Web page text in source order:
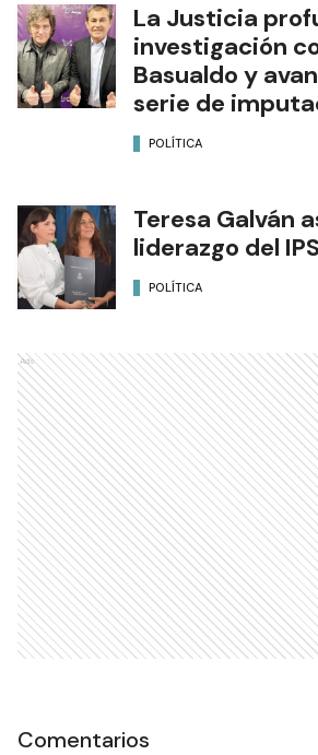
La Justicia
investigación
Basualdo y
serie de
POLÍTICA
Teresa Galván
liderazgo del
POLÍTICA
Ads
Comentarios